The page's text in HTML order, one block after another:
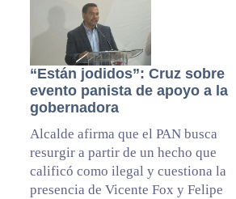
“Están jodidos”: Cruz sobre
evento panista de apoyo a la
gobernadora
Alcalde afirma que el PAN busca
resurgir a partir de un hecho que
calificó como ilegal y cuestiona la
presencia de Vicente Fox y Felipe